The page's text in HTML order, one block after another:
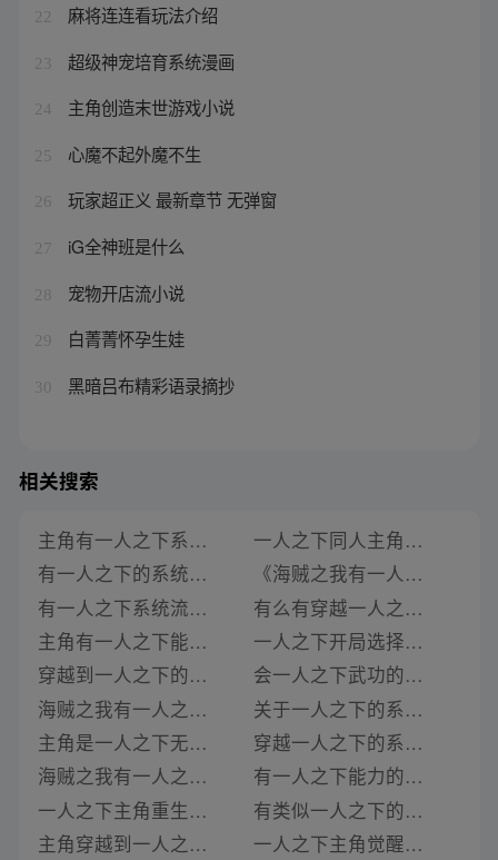
22 麻将连连看玩法介绍
23 超级神宠培育系统漫画
24 主角创造末世游戏小说
25 心魔不起外魔不生
26 玩家超正义 最新章节 无弹窗
27 iG全神班是什么
28 宠物开店流小说
29 白菁菁怀孕生娃
30 黑暗吕布精彩语录摘抄
相关搜索
主角有一人之下系统的小说
有一人之下的系统流小说
有一人之下系统流小说
主角有一人之下能力的小说
穿越到一人之下的系统小说有哪些
海贼之我有一人之下系统
主角是一人之下无根生的小说有哪些
海贼之我有一人之下系统txt
一人之下主角重生的小说有哪些书
主角穿越到一人之下的小说有哪些?
一人之下同人主角是炼丹师的小说有哪些
《海贼之我有一人之下系统》类似推荐
有么有穿越一人之下的小说
一人之下开局选择系统的小说
会一人之下武功的系统小说
关于一人之下的系统小说
穿越一人之下的系统小说
有一人之下能力的小说
有类似一人之下的小说
一人之下主角觉醒的小说